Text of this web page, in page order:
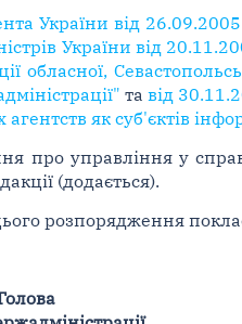
України від
України від
обласної,
тавід
як суб'єктів
про управління у
(додається).
розпорядження